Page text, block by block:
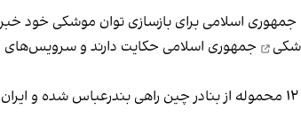
اسلامی برای بازسازی توان موشکی خود
جمهوری اسلامی حکایت دارند و سرویس‌های